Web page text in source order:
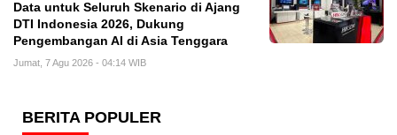
Data untuk Seluruh Skenario di Ajang
DTI Indonesia 2026, Dukung
Pengembangan AI di Asia Tenggara
Jumat, 7 Agu 2026 - 04:14 WIB
BERITA POPULER